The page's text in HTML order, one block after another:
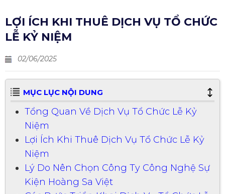
LỢI ÍCH KHI THUÊ DỊCH VỤ TỔ CHỨC
LỄ KỶ NIỆM
02/06/2025
MỤC LỤC NỘI DUNG
Tổng Quan Về Dịch Vụ Tổ Chức Lễ Kỷ
Niệm
Lợi Ích Khi Thuê Dịch Vụ Tổ Chức Lễ Kỷ
Niệm
Lý Do Nên Chọn Công Ty Công Nghệ Sự
Kiện Hoàng Sa Việt